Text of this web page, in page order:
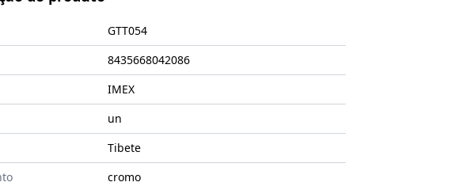
GTT054
8435668042086
IMEX
un
Tibete
cromo